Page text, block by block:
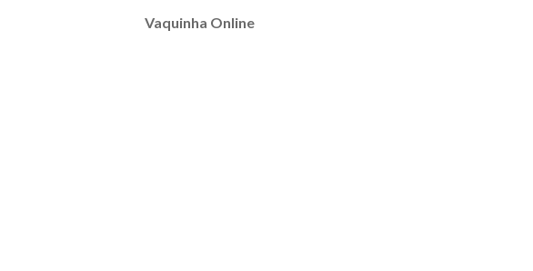
Vaquinha Online